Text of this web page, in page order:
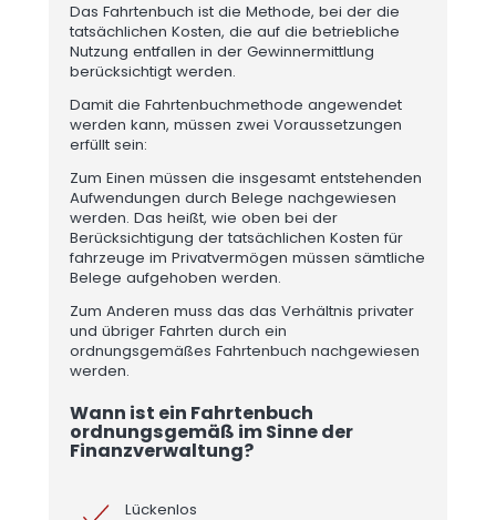
Das Fahrtenbuch ist die Methode, bei der die
tatsächlichen Kosten, die auf die betriebliche
Nutzung entfallen in der Gewinnermittlung
berücksichtigt werden.
Damit die Fahrtenbuchmethode angewendet
werden kann, müssen zwei Voraussetzungen
erfüllt sein:
Zum Einen müssen die insgesamt entstehenden
Aufwendungen durch Belege nachgewiesen
werden. Das heißt, wie oben bei der
Berücksichtigung der tatsächlichen Kosten für
fahrzeuge im Privatvermögen müssen sämtliche
Belege aufgehoben werden.
Zum Anderen muss das das Verhältnis privater
und übriger Fahrten durch ein
ordnungsgemäßes Fahrtenbuch nachgewiesen
werden.
Wann ist ein Fahrtenbuch
ordnungsgemäß im Sinne der
Finanzverwaltung?
Lückenlos